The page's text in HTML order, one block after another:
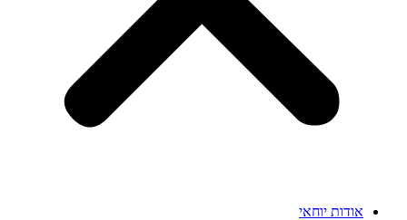
אודות יוחאי